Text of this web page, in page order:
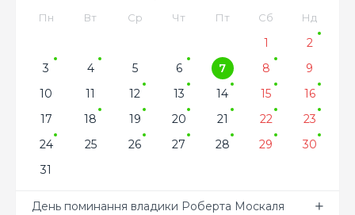
Пн Вт Ср Чт Пт Сб Нд
1
2
3
4 5 6 7 8
9
10
11 12 13 14 15
16
17
18 19 20 21 22
23
24
25 26 27 28 29
30
31
День поминання владики Роберта Москаля